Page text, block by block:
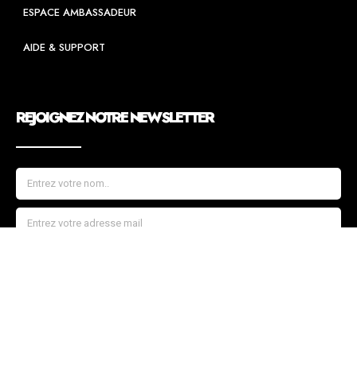
ESPACE AMBASSADEUR
AIDE & SUPPORT
REJOIGNEZ NOTRE NEWSLETTER